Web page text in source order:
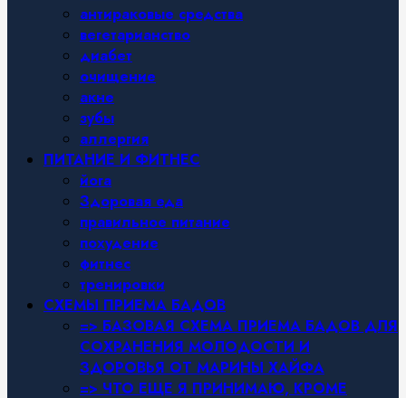
антираковые средства
вегетарианство
диабет
очищение
акне
зубы
аллергия
ПИТАНИЕ И ФИТНЕС
йога
Здоровая еда
правильное питание
похудение
фитнес
тренировки
СХЕМЫ ПРИЕМА БАДОВ
=> БАЗОВАЯ СХЕМА ПРИЕМА БАДОВ ДЛЯ
СОХРАНЕНИЯ МОЛОДОСТИ И
ЗДОРОВЬЯ ОТ МАРИНЫ ХАЙФА
=> ЧТО ЕЩЕ Я ПРИНИМАЮ, КРОМЕ